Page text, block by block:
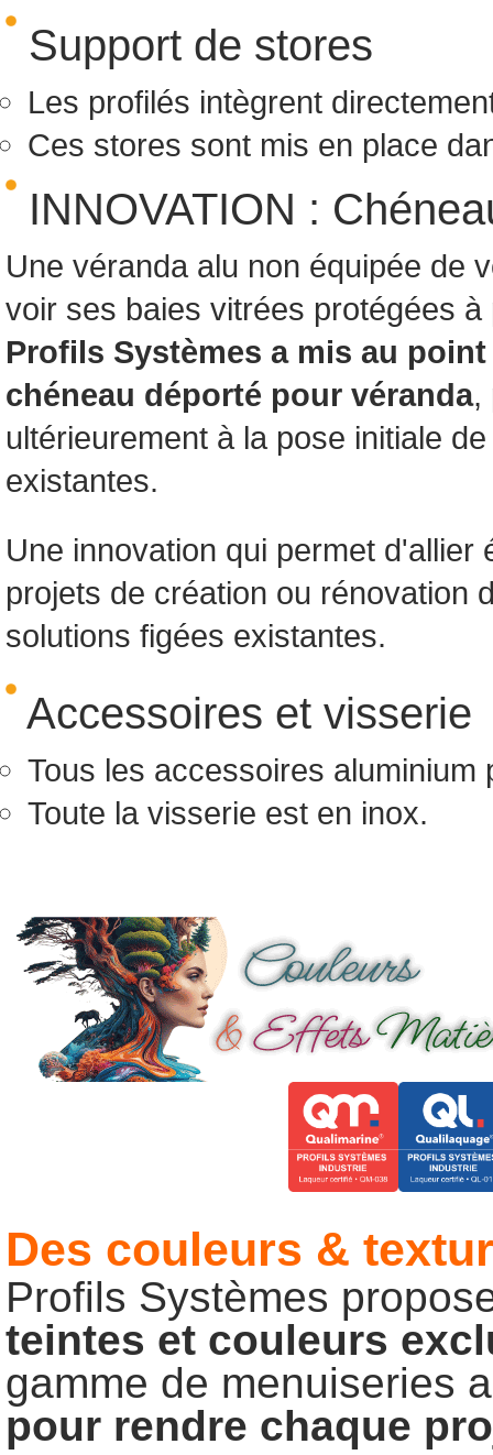
Support de stores
Les profilés intègrent
Ces stores sont mis en place
INNOVATION :
Une véranda alu non équipée de
voir ses baies vitrées protégées
Profils Systèmes a mis au point
chéneau déporté pour véranda,
ultérieurement à la pose initiale
existantes.
Une innovation qui permet
projets de création ou rénovation
solutions figées existantes.
Accessoires et visserie
Tous les accessoires
Toute la visserie est en inox.
Des couleurs &
Profils Systèmes
teintes et couleurs
gamme de menuiseries
pour rendre chaque